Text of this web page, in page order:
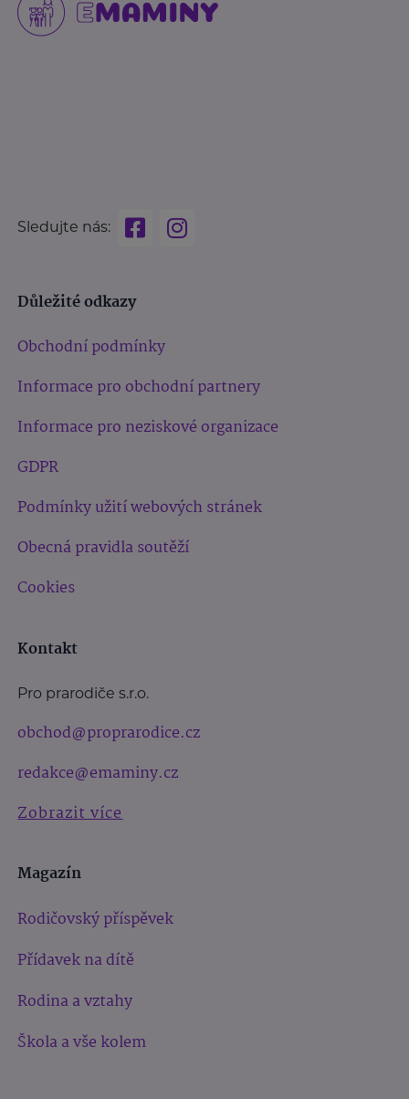
Sledujte nás:
Důležité odkazy
Obchodní podmínky
Informace pro obchodní partnery
Informace pro neziskové organizace
GDPR
Podmínky užití webových stránek
Obecná pravidla soutěží
Cookies
Kontakt
Pro prarodiče s.r.o.
obchod@proprarodice.cz
redakce@emaminy.cz
Zobrazit více
Magazín
Rodičovský příspěvek
Přídavek na dítě
Rodina a vztahy
Škola a vše kolem